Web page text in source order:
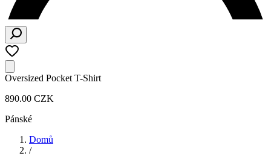
Oversized Pocket T-Shirt
890.00 CZK
Pánské
Domů
/